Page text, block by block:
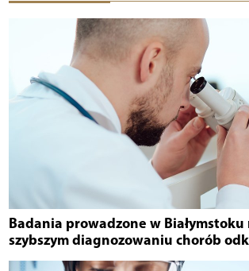
Badania prowadzone w Białymstoku
szybszym diagnozowaniu chorób